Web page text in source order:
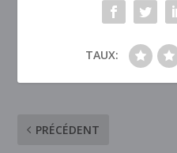
TAUX:
PRÉCÉDENT